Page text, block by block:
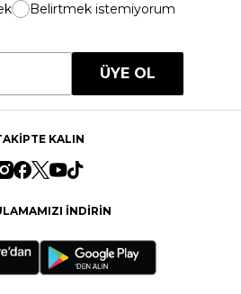
Belirtmek istemiyorum
ÜYE OL
KALIN
İNDİRİN